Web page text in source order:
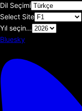
Dil Seçimi
Select Site
Yıl seçin...
Bluesky